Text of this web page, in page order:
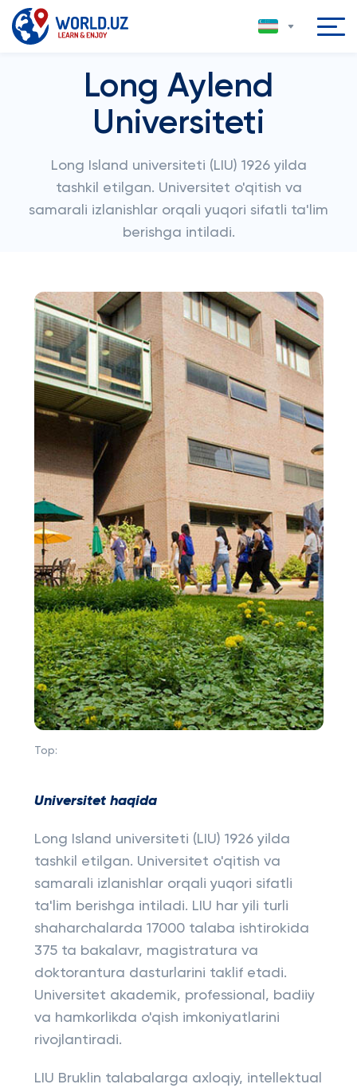
Long Aylend
Universiteti
Long Island universiteti (LIU) 1926 yilda
tashkil etilgan. Universitet o'qitish va
samarali izlanishlar orqali yuqori sifatli ta'lim
berishga intiladi.
Top:
Universitet haqida
Long Island universiteti (LIU) 1926 yilda
tashkil etilgan. Universitet o'qitish va
samarali izlanishlar orqali yuqori sifatli
ta'lim berishga intiladi. LIU har yili turli
shaharchalarda 17000 talaba ishtirokida
375 ta bakalavr, magistratura va
doktorantura dasturlarini taklif etadi.
Universitet akademik, professional, badiiy
va hamkorlikda o'qish imkoniyatlarini
rivojlantiradi.
LIU Bruklin talabalarga axloqiy, intellektual